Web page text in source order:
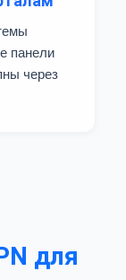
панели
через
для